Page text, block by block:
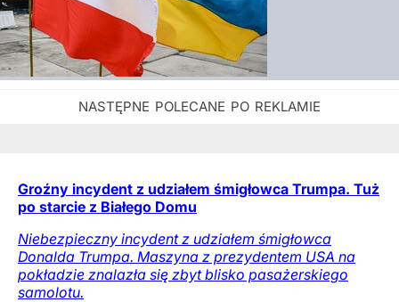
Groźny incydent z udziałem śmigłowca Trumpa. Tuż
po starcie z Białego Domu
Niebezpieczny incydent z udziałem śmigłowca
Donalda Trumpa. Maszyna z prezydentem USA na
pokładzie znalazła się zbyt blisko pasażerskiego
samolotu.